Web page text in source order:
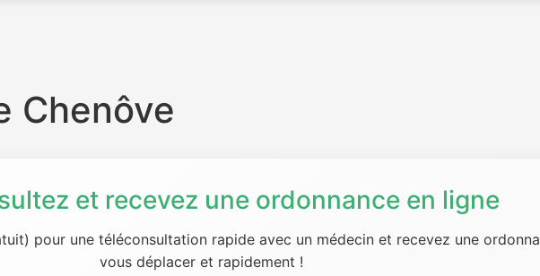
Chenôve
et recevez une ordonnance en ligne
pour une téléconsultation rapide avec un médecin et recevez une
vous déplacer et rapidement !